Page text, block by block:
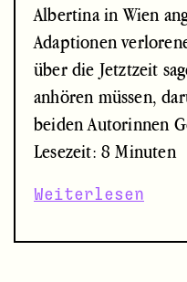
Albertina in Wien
Adaptionen
über die Jetztzeit
anhören müssen,
beiden Autorinnen
Lesezeit: 8 Minuten
Weiterlesen